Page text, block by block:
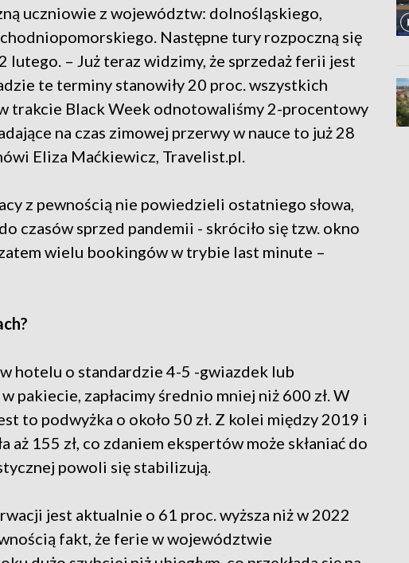
uczniowie z województw: dolnośląskiego,
Następne tury rozpoczną się
lutego. – Już teraz widzimy, że sprzedaż ferii jest
te terminy stanowiły 20 proc. wszystkich
trakcie Black Week odnotowaliśmy 2-procentowy
na czas zimowej przerwy w nauce to już 28
Eliza Maćkiewicz, Travelist.pl.
z pewnością nie powiedzieli ostatniego słowa,
czasów sprzed pandemii - skróciło się tzw. okno
wielu bookingów w trybie last minute –
hotelu o standardzie 4-5 -gwiazdek lub
pakiecie, zapłacimy średnio mniej niż 600 zł. W
to podwyżka o około 50 zł. Z kolei między 2019 i
aż 155 zł, co zdaniem ekspertów może skłaniać do
powoli się stabilizują.
jest aktualnie o 61 proc. wyższa niż w 2022
fakt, że ferie w województwie